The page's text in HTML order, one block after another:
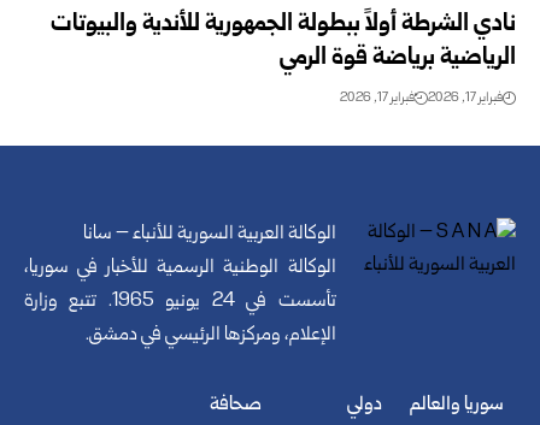
نادي الشرطة أولاً ببطولة الجمهورية للأندية والبيوتات
الرياضية برياضة قوة الرمي
فبراير 17, 2026 فبراير 17, 2026
الوكالة العربية السورية للأنباء – سانا
الوكالة الوطنية الرسمية للأخبار في سوريا،
تأسست في 24 يونيو 1965. تتبع وزارة
الإعلام، ومركزها الرئيسي في دمشق.
سوريا والعالم
دولي
صحافة